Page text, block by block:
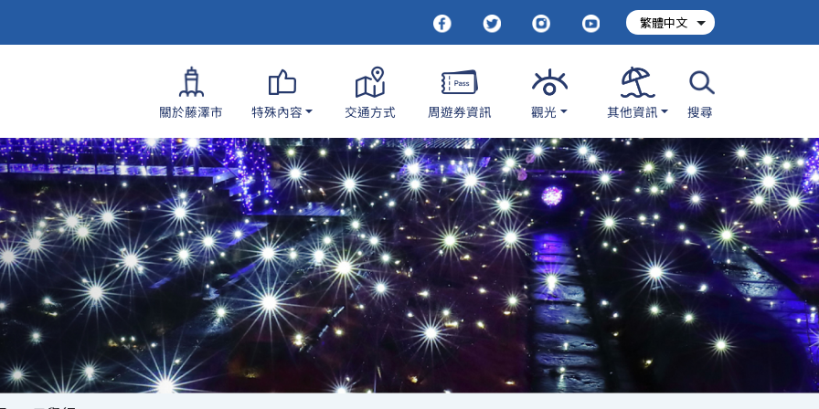
關於藤澤市 特殊內容 交通方式 周遊券資訊 觀光 其他資訊 搜尋